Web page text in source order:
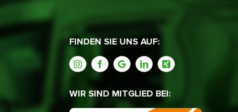
FINDEN SIE UNS AUF:
WIR SIND MITGLIED BEI: